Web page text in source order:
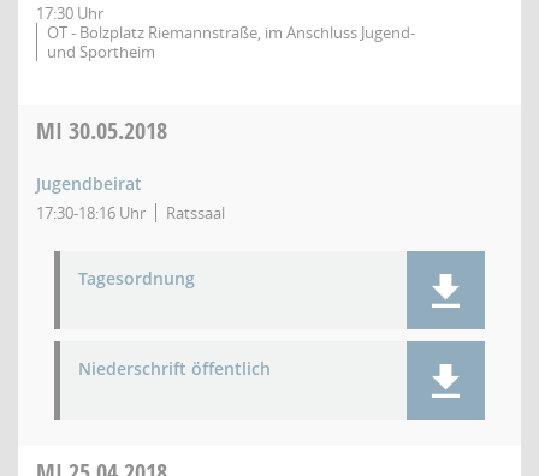
17:30 Uhr
OT - Bolzplatz Riemannstraße, im Anschluss Jugend-
und Sportheim
MI 30.05.2018
Jugendbeirat
17:30-18:16 Uhr Ratssaal
Tagesordnung
Niederschrift öffentlich